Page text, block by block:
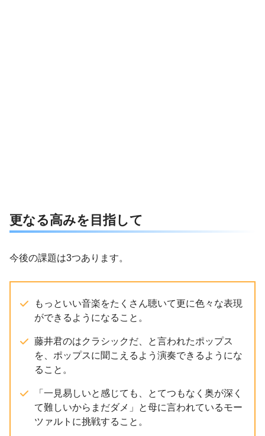
更なる高みを目指して
今後の課題は3つあります。
もっといい音楽をたくさん聴いて更に色々な表現
ができるようになること。
藤井君のはクラシックだ、と言われたポップス
を、ポップスに聞こえるよう演奏できるようにな
ること。
「一見易しいと感じても、とてつもなく奥が深く
て難しいからまだダメ」と母に言われているモー
ツァルトに挑戦すること。